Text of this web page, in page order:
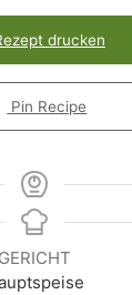
drucken
Pin Recipe
GERICHT